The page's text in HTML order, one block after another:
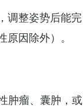
调整姿势后能完
因除外）。
肿瘤、囊肿，或